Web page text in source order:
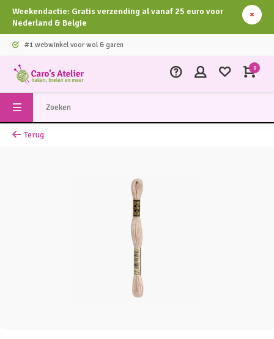
Weekendactie: Gratis verzending al vanaf 25 euro voor
Nederland & Belgie
#1 webwinkel voor wol & garen
0
Terug